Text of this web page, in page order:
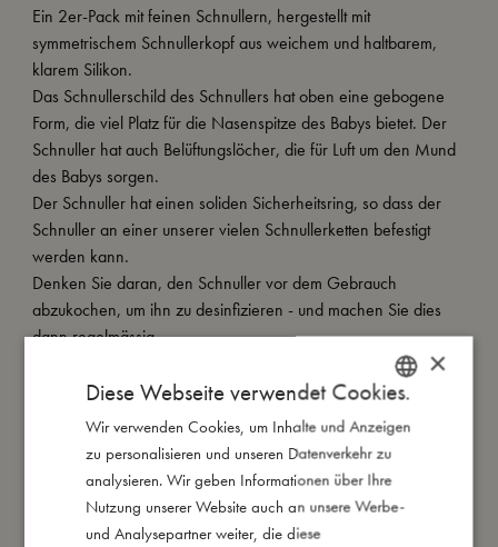
Ein 2er-Pack mit feinen Schnullern, hergestellt mit
symmetrischem Schnullerkopf aus weichem und haltbarem,
klarem Silikon.
Das Schnullerschild des Schnullers hat oben eine gebogene
Form, die viel Platz für die Nasenspitze des Babys bietet. Der
Schnuller hat auch Belüftungslöcher, die für Luft um den Mund
des Babys sorgen.
Der Schnuller hat einen soliden Sicherheitsring, so dass der
Schnuller an einer unserer vielen Schnullerketten befestigt
werden kann.
Denken Sie daran, den Schnuller vor dem Gebrauch
abzukochen, um ihn zu desinfizieren - und machen Sie dies
dann regelmässig.
Der Schnullerkopf kann mit der Zeit empfindlich werden,
deshalb denken Sie daran, den Schnuller zu überprüfen und
ihn bei Abnutzung und Rissen zu ersetzen.
Der Schnuller ist für Kinder im Alter ab 6 Monaten geeignet.
So groß bin ich
DANISH
ENGLISH
GERMAN
×
Diese Webseite verwendet Cookies.
Wir verwenden Cookies, um Inhalte und Anzeigen
zu personalisieren und unseren Datenverkehr zu
analysieren. Wir geben Informationen über Ihre
Nutzung unserer Website auch an unsere Werbe-
und Analysepartner weiter, die diese